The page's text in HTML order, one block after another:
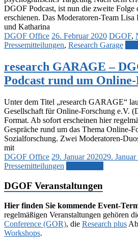
DGOF Podcast, ist nun die zweite Folge
erschienen. Das Moderatoren-Team Lisa
und Katharina
DGOF Office 26. Februar 2020 DGOF,
Pressemitteilungen, Research Garage
research GARAGE –
Podcast rund um
Unter dem Titel „research GARAGE“
Gesellschaft für Online-Forschung e.V.
Format. Ab sofort erscheinen hier
Gespräche rund um das Thema Online-
Sozialforschung. Zwei Moderatoren-
mit
DGOF Office 29. Januar 202029.
Pressemitteilungen
DGOF Veranstaltungen
Hier finden Sie kommende Event-
regelmäßigen Veranstaltungen gehören
Conference (GOR), die Research plus
Workshops.